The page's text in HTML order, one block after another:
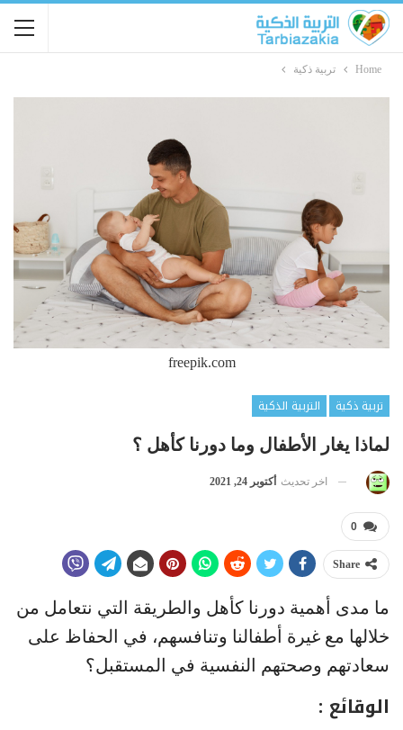
Home تربية ذكية
freepik.com
تربية ذكية
التربية الذكية
لماذا يغار الأطفال وما دورنا كأهل ؟
اخر تحديث أكتوبر 24, 2021
0
Share
ما مدى أهمية دورنا كأهل والطريقة التي نتعامل من
خلالها مع غيرة أطفالنا وتنافسهم، في الحفاظ على
سعادتهم وصحتهم النفسية في المستقبل؟
الوقائع :